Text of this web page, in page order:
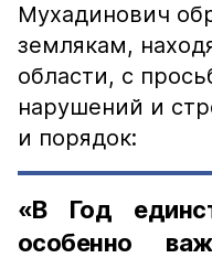
Мухадинович
землякам,
области, с
нарушений и
и порядок:
«В Год
особенно